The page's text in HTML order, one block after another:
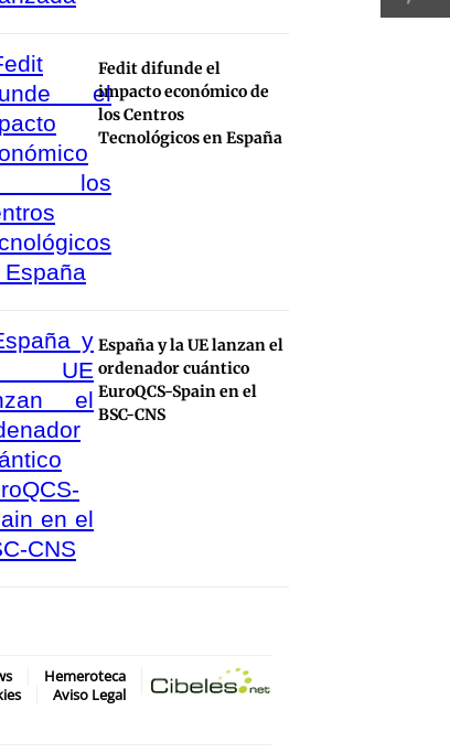
Fedit difunde el
impacto económico de
los Centros
Tecnológicos en España
España y la UE lanzan el
ordenador cuántico
EuroQCS-Spain en el
BSC-CNS
Hemeroteca
Aviso Legal